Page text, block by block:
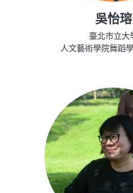
吳怡瑢
臺北市立大
人文藝術學院舞蹈